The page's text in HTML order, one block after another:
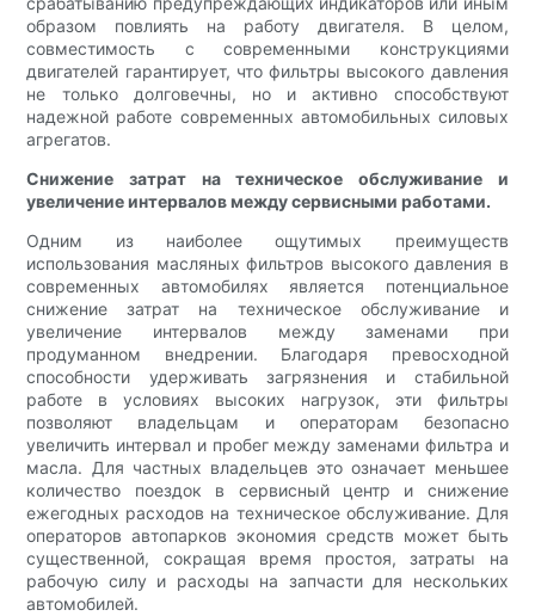
образом повлиять на работу двигателя. В целом,
совместимость с современными конструкциями
двигателей гарантирует, что фильтры высокого давления
не только долговечны, но и активно способствуют
надежной работе современных автомобильных силовых
агрегатов.
Снижение затрат на техническое обслуживание и
увеличение интервалов между сервисными работами.
Одним из наиболее ощутимых преимуществ
использования масляных фильтров высокого давления в
современных автомобилях является потенциальное
снижение затрат на техническое обслуживание и
увеличение интервалов между заменами при
продуманном внедрении. Благодаря превосходной
способности удерживать загрязнения и стабильной
работе в условиях высоких нагрузок, эти фильтры
позволяют владельцам и операторам безопасно
увеличить интервал и пробег между заменами фильтра и
масла. Для частных владельцев это означает меньшее
количество поездок в сервисный центр и снижение
ежегодных расходов на техническое обслуживание. Для
операторов автопарков экономия средств может быть
существенной, сокращая время простоя, затраты на
рабочую силу и расходы на запчасти для нескольких
автомобилей.